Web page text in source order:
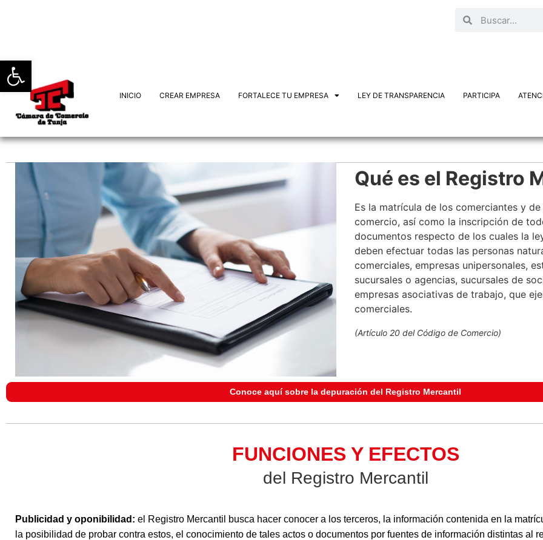
Abrir barra de herramientas
INICIO CREAR EMPRESA FORTALECE TU EMPRESA LEY DE TRANSPARENCIA PARTICIPA
Qué es el Registro
Es la matrícula de los comerciantes y
comercio, así como la inscripción de
documentos respecto de los cuales la
deben efectuar todas las personas
comerciales, empresas unipersonales,
sucursales o agencias, sucursales de
empresas asociativas de trabajo, que
comerciales.
(Artículo 20 del Código de Comercio)
Conoce aquí sobre la depuración del Registro Mercantil
FUNCIONES Y EFECTOS
del Registro Mercantil
Publicidad y oponibilidad: el Registro Mercantil busca hacer conocer a los terceros, la información contenida en la
la posibilidad de probar contra estos, el conocimiento de tales actos o documentos por fuentes de información distintas al